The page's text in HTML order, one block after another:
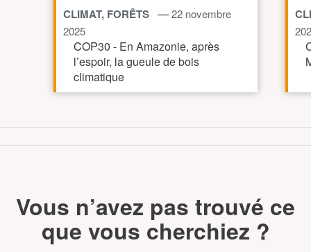
CLIMAT, FORÊTS —22 novembre
2025
COP30 - En Amazonie, après
l’espoir, la gueule de bois
climatique
Vous n’avez pas trouvé ce
que vous cherchiez ?